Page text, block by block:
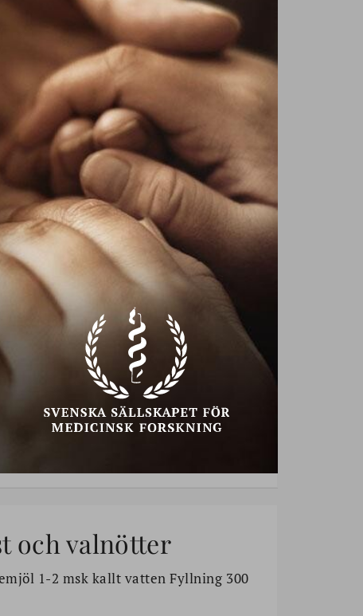
rätt som är dubbelpackad med
runt.
Dontsovas recept. Hon är en
i Balkan. Maten från Balkan är
bästa recept nedan.
dl vetemjöl ¾ dl socker Fyllning 3 dl
och valnötter
1-2 msk kallt vatten Fyllning 300